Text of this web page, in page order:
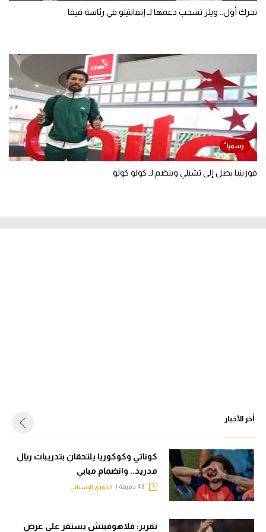
تحرك أول.. ويلز تسحب دعمها لـ إنفانتينو في رئاسة فيفا
فوزينيا يصل إلى تشيلي وينضم لـ كولو كولو
أخر الأخبار
كوناتي وكوكوريا يلتحقان بتدريبات ريال
مدريد.. وانضمام مبابي
الدوري الإسباني
تقرير: فلاهوفيتش يستقر على عرض